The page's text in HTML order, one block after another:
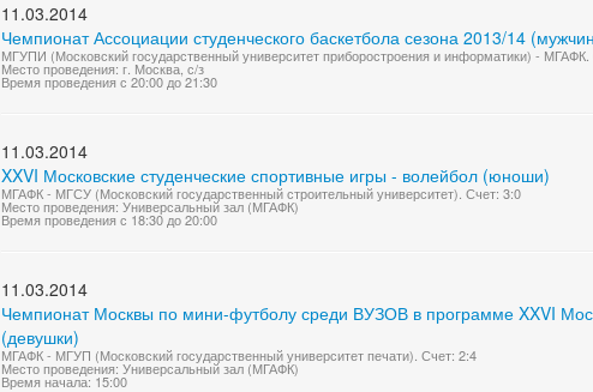
11.03.2014
Чемпионат Ассоциации студенческого баскетбола сезона 2013/14
МГУПИ (Московский государственный университет приборостроения и информатики) -
Место проведения: г. Москва, с/з
Время проведения с 20:00 до 21:30
11.03.2014
XXVI Московские студенческие спортивные игры - волейбол (юноши)
МГАФК - МГСУ (Московский государственный строительный университет). Счет: 3:0
Место проведения: Универсальный зал (МГАФК)
Время проведения с 18:30 до 20:00
11.03.2014
Чемпионат Москвы по мини-футболу среди ВУЗОВ в программе XXVI
(девушки)
МГАФК - МГУП (Московский государственный университет печати). Счет: 2:4
Место проведения: Универсальный зал (МГАФК)
Время начала: 15:00